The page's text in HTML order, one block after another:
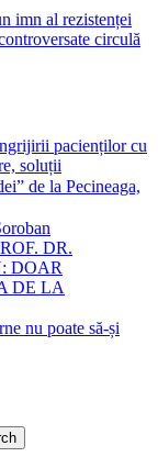
imn al rezistenței
circulă
pacienților cu
soluții
de la Pecineaga,
DR.
DOAR
DE LA
nu poate să-și